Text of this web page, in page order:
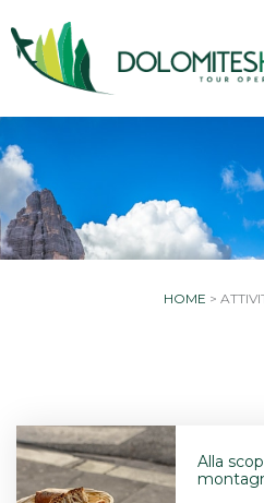
contenuto
HOME >
Alla